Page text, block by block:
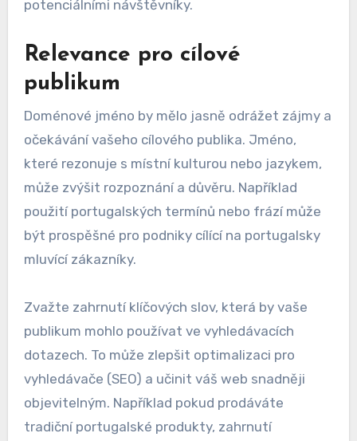
potenciálními návštěvníky.
Relevance pro cílové
publikum
Doménové jméno by mělo jasně odrážet zájmy a
očekávání vašeho cílového publika. Jméno,
které rezonuje s místní kulturou nebo jazykem,
může zvýšit rozpoznání a důvěru. Například
použití portugalských termínů nebo frází může
být prospěšné pro podniky cílící na portugalsky
mluvící zákazníky.
Zvažte zahrnutí klíčových slov, která by vaše
publikum mohlo používat ve vyhledávacích
dotazech. To může zlepšit optimalizaci pro
vyhledávače (SEO) a učinit váš web snadněji
objevitelným. Například pokud prodáváte
tradiční portugalské produkty, zahrnutí